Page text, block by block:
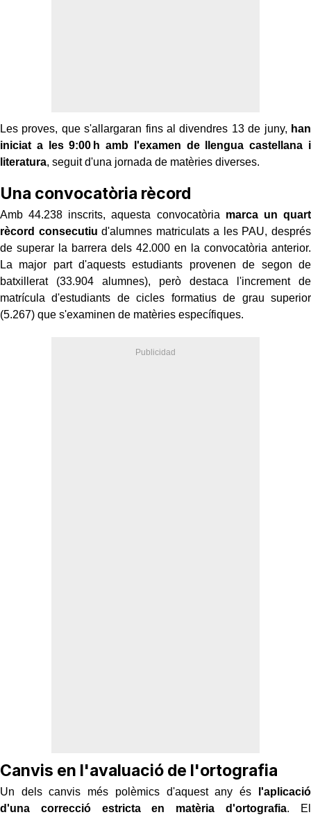
Les proves, que s'allargaran fins al divendres 13 de juny, han
iniciat a les 9:00 h amb l'examen de llengua castellana i
literatura, seguit d'una jornada de matèries diverses.
Una convocatòria rècord
Amb 44.238 inscrits, aquesta convocatòria marca un quart
rècord consecutiu d'alumnes matriculats a les PAU, després
de superar la barrera dels 42.000 en la convocatòria anterior.
La major part d'aquests estudiants provenen de segon de
batxillerat (33.904 alumnes), però destaca l'increment de
matrícula d'estudiants de cicles formatius de grau superior
(5.267) que s'examinen de matèries específiques.
Canvis en l'avaluació de l'ortografia
Un dels canvis més polèmics d'aquest any és
l'aplicació
d'una correcció estricta en matèria d'ortografia. El